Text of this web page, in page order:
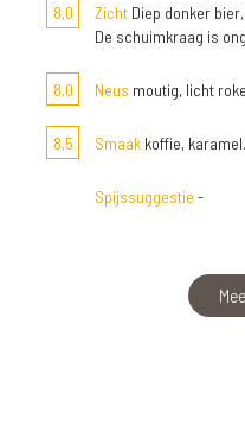
8,0
Zicht Diep donker
De schuimkraag is
8,0 Neus moutig, licht
8,5 Smaak koffie,
Spijssuggestie -